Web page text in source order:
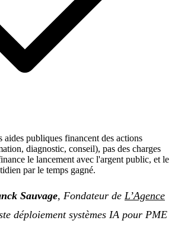
aides publiques financent des actions
diagnostic, conseil), pas des charges
le lancement avec l'argent public, et le
par le temps gagné.
Sauvage, Fondateur de L’Agence
déploiement systèmes IA pour PME